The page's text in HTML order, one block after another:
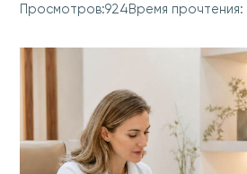
Просмотров:924 Время прочтения: